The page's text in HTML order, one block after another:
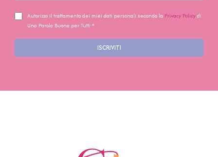
Autorizzo il trattamento dei miei dati personali secondo la Privacy Policydi
Una Parola Buona per Tutti *
ISCRIVITI